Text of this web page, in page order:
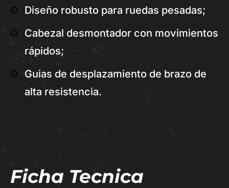
Diseño robusto para ruedas pesadas;
Cabezal desmontador con movimientos
rápidos;
Guias de desplazamiento de brazo de
alta resistencia.
Ficha Tecnica